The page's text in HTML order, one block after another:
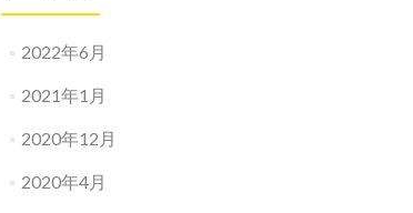
2022年6月
2021年1月
2020年12月
2020年4月